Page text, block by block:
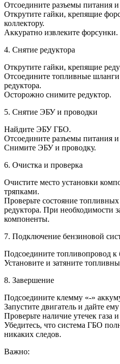
Отсоедините разъемы питания
Открутите гайки, крепящие
коллектору.
Аккуратно извлеките форсунки.
4. Снятие редуктора
Открутите гайки, крепящие
Отсоедините топливные
редуктора.
Осторожно снимите редуктор.
5. Снятие ЭБУ и проводки
Найдите ЭБУ ГБО.
Отсоедините разъемы питания
Снимите ЭБУ и проводку.
6. Очистка и проверка
Очистите место установки
тряпками.
Проверьте состояние
редуктора. При необходимости
компоненты.
7. Подключение бензиновой
Подсоедините топливопровод к
Установите и затяните
8. Завершение
Подсоедините клемму «-»
Запустите двигатель и дайте
Проверьте наличие утечек газа
Убедитесь, что система ГБО
никаких следов.
Важно: